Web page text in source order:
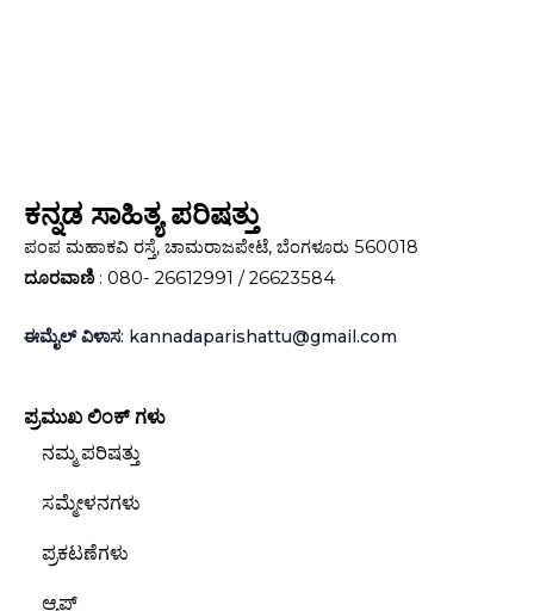
ಕನ್ನಡ ಸಾಹಿತ್ಯ ಪರಿಷತ್ತು
ಪಂಪ ಮಹಾಕವಿ ರಸ್ತೆ, ಚಾಮರಾಜಪೇಟೆ, ಬೆಂಗಳೂರು 560018
ದೂರವಾಣಿ: 080- 26612991 / 26623584
ಈಮೈಲ್ ವಿಳಾಸ: kannadaparishattu@gmail.com
ಪ್ರಮುಖ ಲಿಂಕ್‌ ಗಳು
ನಮ್ಮ ಪರಿಷತ್ತು
ಸಮ್ಮೇಳನಗಳು
ಪ್ರಕಟಣೆಗಳು
ಆ್ಯಪ್